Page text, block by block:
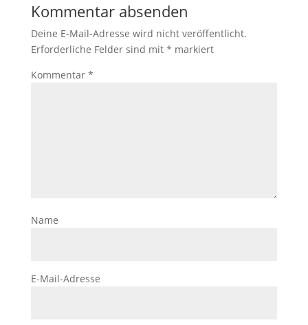
Kommentar absenden
Deine E-Mail-Adresse wird nicht veröffentlicht.
Erforderliche Felder sind mit * markiert
Kommentar *
Name
E-Mail-Adresse